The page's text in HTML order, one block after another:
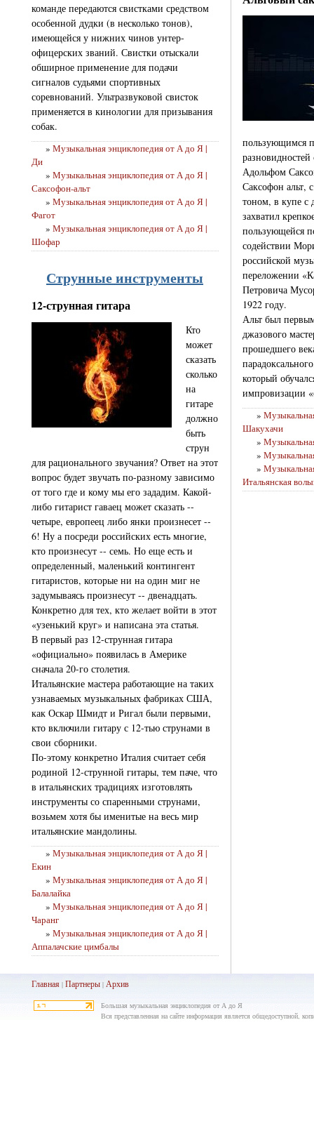
команде передаются свистками средством
особенной дудки (в несколько тонов),
имеющейся у нижних чинов унтер-
офицерских званий. Свистки отыскали
обширное применение для подачи
сигналов судьями спортивных
соревнований. Ультразвуковой свисток
применяется в кинологии для призывания
собак.
» Музыкальная энциклопедия от А до Я |
Ди
» Музыкальная энциклопедия от А до Я |
Саксофон-альт
» Музыкальная энциклопедия от А до Я |
Фагот
» Музыкальная энциклопедия от А до Я |
Шофар
Струнные инструменты
12-струнная гитара
Кто
может
сказать
сколько
на
гитаре
должно
быть
струн
для рационального звучания? Ответ на этот
вопрос будет звучать по-разному зависимо
от того где и кому мы его зададим. Какой-
либо гитарист гаваец может сказать --
четыре, европеец либо янки произнесет --
6! Ну а посреди российских есть многие,
кто произнесут -- семь. Но еще есть и
определенный, маленький контингент
гитаристов, которые ни на один миг не
задумываясь произнесут -- двенадцать.
Конкретно для тех, кто желает войти в этот
«узенький круг» и написана эта статья.
В первый раз 12-струнная гитара
«официально» появилась в Америке
сначала 20-го столетия.
Итальянские мастера работающие на таких
узнаваемых музыкальных фабриках США,
как Оскар Шмидт и Ригал были первыми,
кто включили гитару с 12-тью струнами в
свои сборники.
По-этому конкретно Италия считает себя
родиной 12-струнной гитары, тем паче, что
в итальянских традициях изготовлять
инструменты со спаренными струнами,
возьмем хотя бы именитые на весь мир
итальянские мандолины.
» Музыкальная энциклопедия от А до Я |
Екин
» Музыкальная энциклопедия от А до Я |
Балалайка
» Музыкальная энциклопедия от А до Я |
Чаранг
» Музыкальная энциклопедия от А до Я |
Аппалачские цимбалы
пользующимся
Адольфом
Саксофон альт,
тоном, в купе с
захватил
пользующейся
содействии
российской
переложении
Петровича
1922 году.
Альт был
джазового
прошедшего
который
импровизации
»
Шакухачи
»
»
»
Итальянская
Главная| Партнеры| Архив
Большая музыкальная энциклопедия от А до Я
Вся представленная на сайте информация является общедоступной,